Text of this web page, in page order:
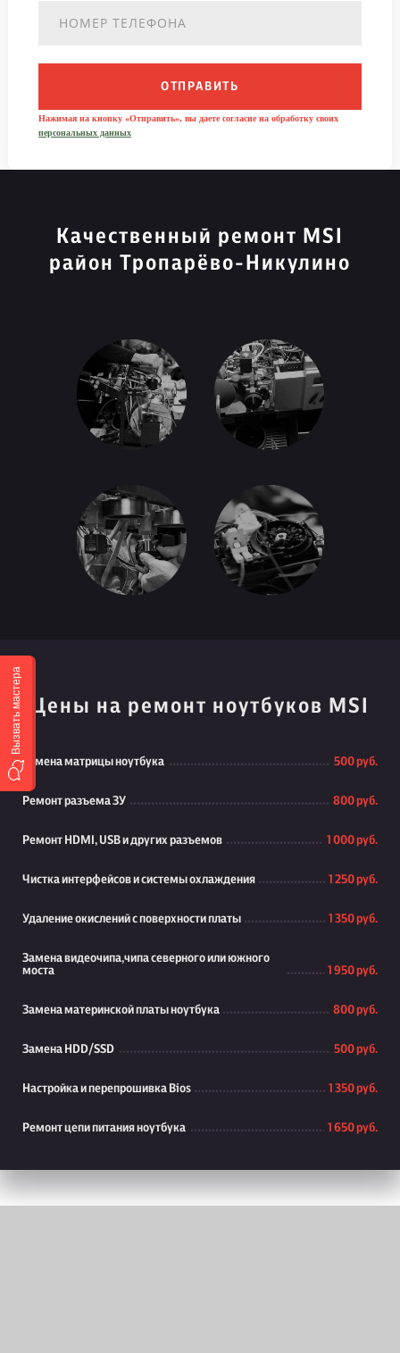
ОТПРАВИТЬ
Нажимая на кнопку «Отправить», вы даете согласие на обработку своих
персональных данных
Качественный ремонт MSI
район Тропарёво-Никулино
Цены на ремонт ноутбуков MSI
Замена матрицы ноутбука 500 руб.
Ремонт разъема ЗУ 800 руб.
Ремонт HDMI, USB и других разъемов 1 000 руб.
Чистка интерфейсов и системы охлаждения 1 250 руб.
Удаление окислений с поверхности платы 1 350 руб.
Замена видеочипа,чипа северного или южного
моста
1 950 руб.
Замена материнской платы ноутбука 800 руб.
Замена HDD/SSD 500 руб.
Настройка и перепрошивка Bios 1 350 руб.
Ремонт цепи питания ноутбука 1 650 руб.
Вызвать мастера